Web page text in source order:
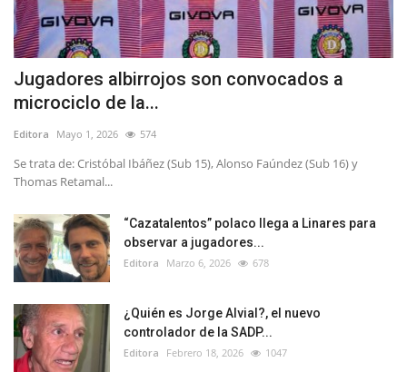
Jugadores albirrojos son convocados a
microciclo de la...
Editora Mayo 1, 2026 574
Se trata de: Cristóbal Ibáñez (Sub 15), Alonso Faúndez (Sub 16) y
Thomas Retamal...
“Cazatalentos” polaco llega a Linares para
observar a jugadores...
Editora Marzo 6, 2026 678
¿Quién es Jorge Alvial?, el nuevo
controlador de la SADP...
Editora Febrero 18, 2026 1047